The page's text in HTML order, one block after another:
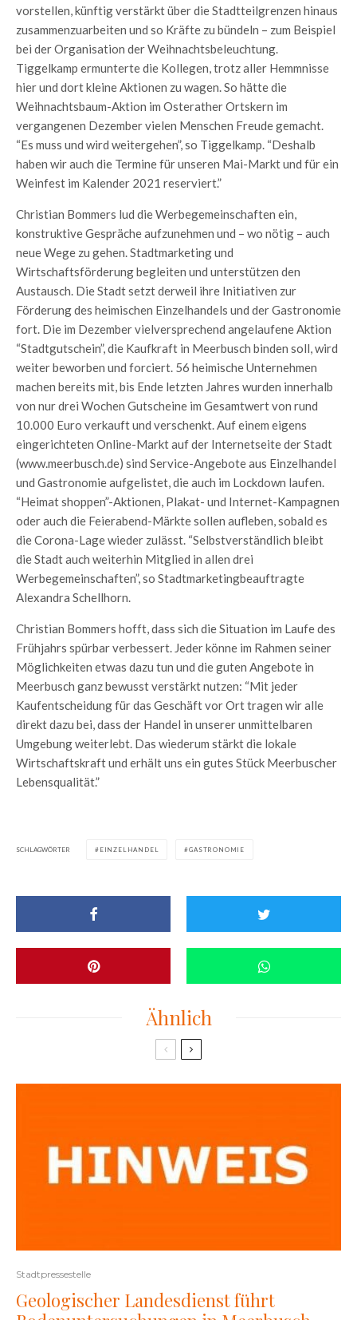
vorstellen, künftig verstärkt über die Stadtteilgrenzen hinaus
zusammenzuarbeiten und so Kräfte zu bündeln – zum Beispiel
bei der Organisation der Weihnachtsbeleuchtung.
Tiggelkamp ermunterte die Kollegen, trotz aller Hemmnisse
hier und dort kleine Aktionen zu wagen. So hätte die
Weihnachtsbaum-Aktion im Osterather Ortskern im
vergangenen Dezember vielen Menschen Freude gemacht.
“Es muss und wird weitergehen”, so Tiggelkamp. “Deshalb
haben wir auch die Termine für unseren Mai-Markt und für ein
Weinfest im Kalender 2021 reserviert.”
Christian Bommers lud die Werbegemeinschaften ein,
konstruktive Gespräche aufzunehmen und – wo nötig – auch
neue Wege zu gehen. Stadtmarketing und
Wirtschaftsförderung begleiten und unterstützen den
Austausch. Die Stadt setzt derweil ihre Initiativen zur
Förderung des heimischen Einzelhandels und der Gastronomie
fort. Die im Dezember vielversprechend angelaufene Aktion
“Stadtgutschein”, die Kaufkraft in Meerbusch binden soll, wird
weiter beworben und forciert. 56 heimische Unternehmen
machen bereits mit, bis Ende letzten Jahres wurden innerhalb
von nur drei Wochen Gutscheine im Gesamtwert von rund
10.000 Euro verkauft und verschenkt. Auf einem eigens
eingerichteten Online-Markt auf der Internetseite der Stadt
(www.meerbusch.de) sind Service-Angebote aus Einzelhandel
und Gastronomie aufgelistet, die auch im Lockdown laufen.
“Heimat shoppen”-Aktionen, Plakat- und Internet-Kampagnen
oder auch die Feierabend-Märkte sollen aufleben, sobald es
die Corona-Lage wieder zulässt. “Selbstverständlich bleibt
die Stadt auch weiterhin Mitglied in allen drei
Werbegemeinschaften”, so Stadtmarketingbeauftragte
Alexandra Schellhorn.
Christian Bommers hofft, dass sich die Situation im Laufe des
Frühjahrs spürbar verbessert. Jeder könne im Rahmen seiner
Möglichkeiten etwas dazu tun und die guten Angebote in
Meerbusch ganz bewusst verstärkt nutzen: “Mit jeder
Kaufentscheidung für das Geschäft vor Ort tragen wir alle
direkt dazu bei, dass der Handel in unserer unmittelbaren
Umgebung weiterlebt. Das wiederum stärkt die lokale
Wirtschaftskraft und erhält uns ein gutes Stück Meerbuscher
Lebensqualität.”
SCHLAGWÖRTER EINZELHANDEL GASTRONOMIE
Ähnlich
Stadtpressestelle
Geologischer Landesdienst führt